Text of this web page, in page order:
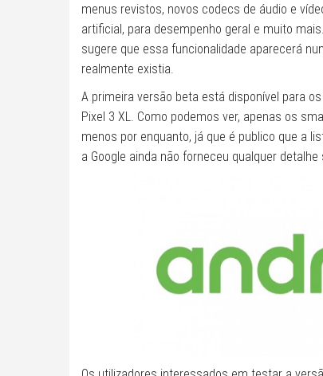
menus revistos, novos codecs de áudio e
artificial, para desempenho geral e muito
sugere que essa funcionalidade aparecerá
realmente existia.
A primeira versão beta está disponível para
Pixel 3 XL. Como podemos ver, apenas os
menos por enquanto, já que é publico que a
a Google ainda não forneceu qualquer detalhe